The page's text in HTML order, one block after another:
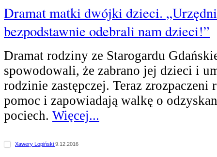
Dramat matki dwójki dzieci.
bezpodstawnie odebrali nam dzieci!”
Dramat rodziny ze Starogardu
spowodowali, że zabrano jej dzieci i
rodzinie zastępczej. Teraz zrozpaczeni
pomoc i zapowiadają walkę o
pociech. Więcej...
Xawery Lopiński 9.12.2016